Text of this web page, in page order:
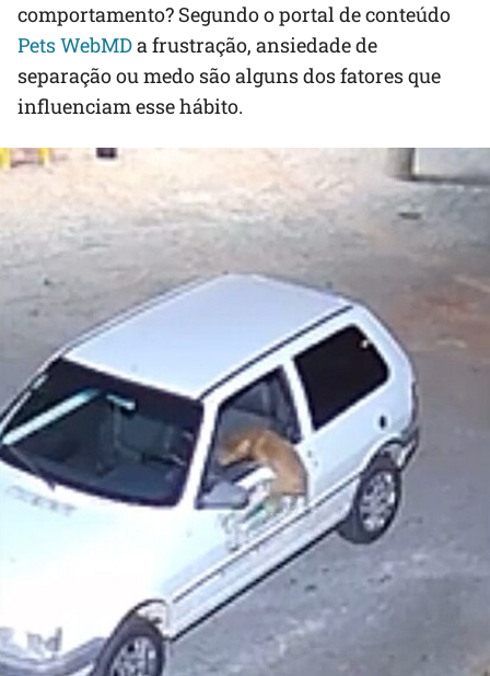
comportamento? Segundo o portal de conteúdo
Pets WebMDa frustração, ansiedade de
separação ou medo são alguns dos fatores que
influenciam esse hábito.